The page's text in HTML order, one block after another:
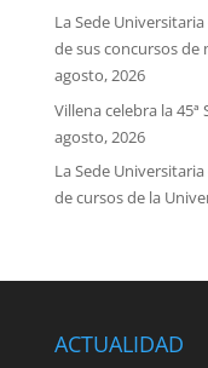
La Sede
de sus concursos
agosto, 2026
Villena celebra la 45ª
agosto, 2026
La Sede
de cursos de la
ACTUALIDAD